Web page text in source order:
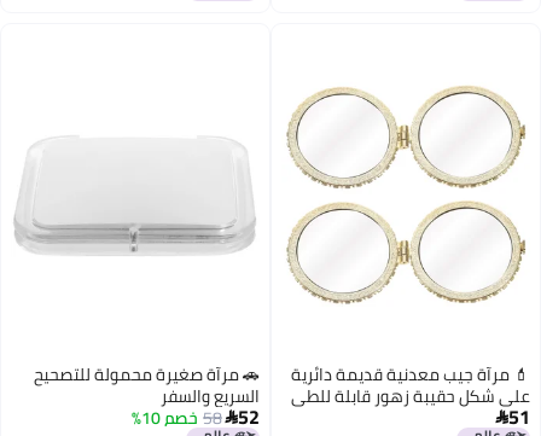
للطي
🚗 مرآة صغيرة محمولة للتصحيح
السريع والسفر
52
58 خصم 10%